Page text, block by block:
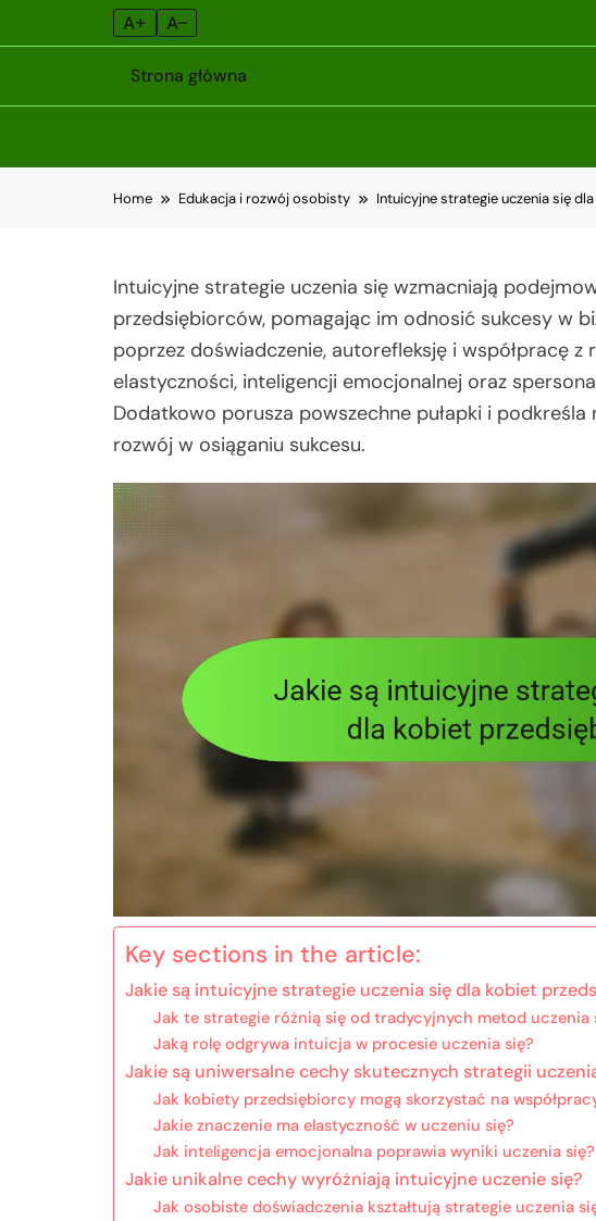
A+ A–
Strona główna
Home Edukacja i rozwój osobisty Intuicyjne strategie uczenia się
Intuicyjne strategie uczenia się wzmacniają
przedsiębiorców, pomagając im odnosić sukcesy w
poprzez doświadczenie, autorefleksję i współpracę z
elastyczności, inteligencji emocjonalnej oraz
Dodatkowo porusza powszechne pułapki i
rozwój w osiąganiu sukcesu.
Key sections in the article:
Jakie są intuicyjne strategie uczenia się dla kobiet
Jak te strategie różnią się od tradycyjnych metod uczenia
Jaką rolę odgrywa intuicja w procesie uczenia się?
Jakie są uniwersalne cechy skutecznych strategii
Jak kobiety przedsiębiorcy mogą skorzystać na
Jakie znaczenie ma elastyczność w uczeniu się?
Jak inteligencja emocjonalna poprawia wyniki uczenia się?
Jakie unikalne cechy wyróżniają intuicyjne uczenie się?
Jak osobiste doświadczenia kształtują strategie uczenia